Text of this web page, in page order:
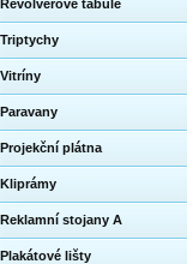
Revolverové tabule
Triptychy
Vitríny
Paravany
Projekční plátna
Kliprámy
Reklamní stojany A
Plakátové lišty